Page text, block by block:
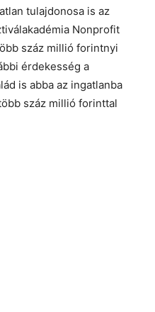
tulajdonosa is az
Nonprofit
száz millió forintnyi
érdekesség a
is abba az ingatlanba
száz millió forinttal